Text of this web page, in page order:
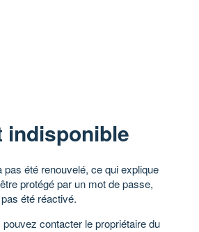
indisponible
pas été renouvelé, ce qui explique
protégé par un mot de passe,
été réactivé.
contacter le propriétaire du